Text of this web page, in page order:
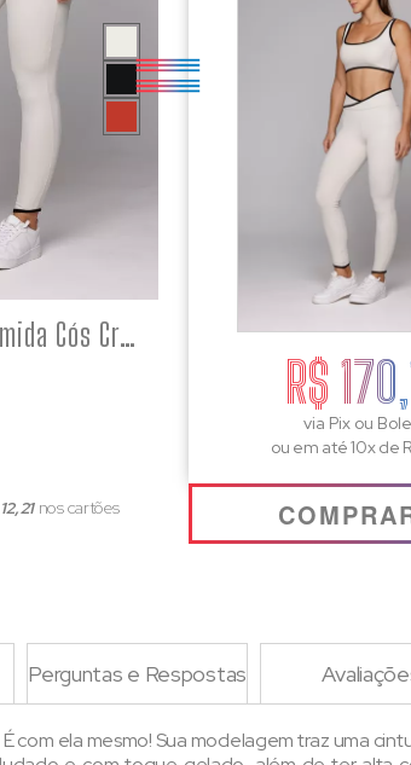
Legging Poliamida Cós Cruzado Afina Cintura Esportiva Kate
nos cartões
R$
via Pix ou
ou em até 10x de
Perguntas e Respostas
ela mesmo! Sua modelagem traz uma